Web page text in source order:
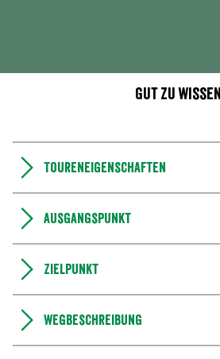
Gut zu wissen
Toureneigenschaften
Ausgangspunkt
Zielpunkt
Wegbeschreibung